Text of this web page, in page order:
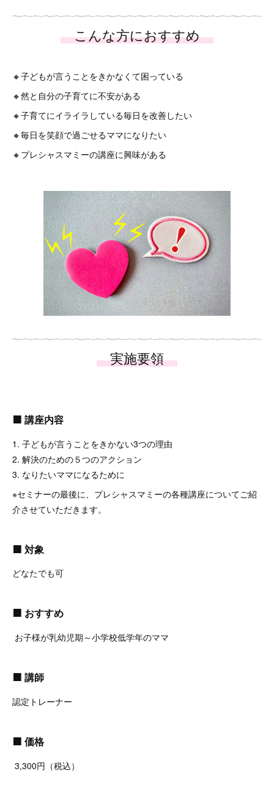
🔸子どもが言うことをきかなくて困っている
🔸然と自分の子育てに不安がある
🔸子育てにイライラしている毎日を改善したい
🔸毎日を笑顔で過ごせるママになりたい
🔸プレシャスマミーの講座に興味がある
🟧 講座内容
1. 子どもが言うことをきかない3つの理由
2. 解決のための５つのアクション
3. なりたいママになるために
※セミナーの最後に、プレシャスマミーの各種講座についてご紹
介させていただきます。
🟧 対象
どなたでも可
🟧 おすすめ
お子様が乳幼児期～小学校低学年のママ
🟧 講師
認定トレーナー
🟧 価格
3,300円（税込）